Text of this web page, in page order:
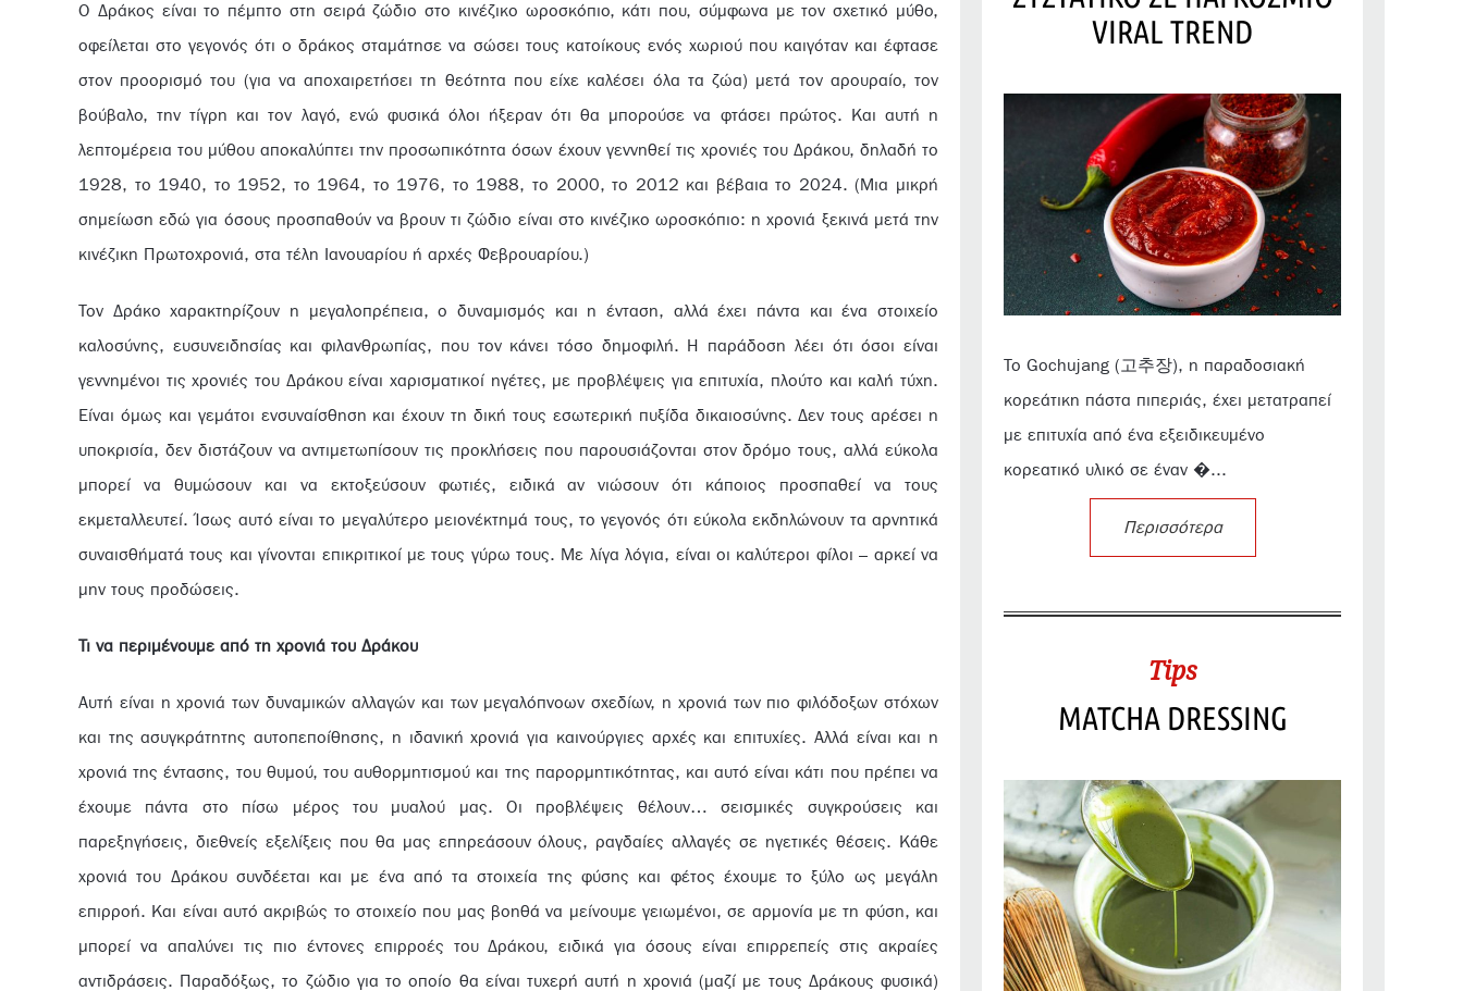
Ο Δράκος είναι το πέμπτο στη σειρά ζώδιο στο κινέζικο ωροσκόπιο, κάτι που, σύμφωνα με τον σχετικό μύθο,
οφείλεται στο γεγονός ότι ο δράκος σταμάτησε να σώσει τους κατοίκους ενός χωριού που καιγόταν και έφτασε
στον προορισμό του (για να αποχαιρετήσει τη θεότητα που είχε καλέσει όλα τα ζώα) μετά τον αρουραίο, τον
βούβαλο, την τίγρη και τον λαγό, ενώ φυσικά όλοι ήξεραν ότι θα μπορούσε να φτάσει πρώτος. Και αυτή η
λεπτομέρεια του μύθου αποκαλύπτει την προσωπικότητα όσων έχουν γεννηθεί τις χρονιές του Δράκου, δηλαδή το
1928, το 1940, το 1952, το 1964, το 1976, το 1988, το 2000, το 2012 και βέβαια το 2024. (Μια μικρή
σημείωση εδώ για όσους προσπαθούν να βρουν τι ζώδιο είναι στο κινέζικο ωροσκόπιο: η χρονιά ξεκινά μετά την
κινέζικη Πρωτοχρονιά, στα τέλη Ιανουαρίου ή αρχές Φεβρουαρίου.)
Τον Δράκο χαρακτηρίζουν η μεγαλοπρέπεια, ο δυναμισμός και η ένταση, αλλά έχει πάντα και ένα στοιχείο
καλοσύνης, ευσυνειδησίας και φιλανθρωπίας, που τον κάνει τόσο δημοφιλή. Η παράδοση λέει ότι όσοι είναι
γεννημένοι τις χρονιές του Δράκου είναι χαρισματικοί ηγέτες, με προβλέψεις για επιτυχία, πλούτο και καλή τύχη.
Είναι όμως και γεμάτοι ενσυναίσθηση και έχουν τη δική τους εσωτερική πυξίδα δικαιοσύνης. Δεν τους αρέσει η
υποκρισία, δεν διστάζουν να αντιμετωπίσουν τις προκλήσεις που παρουσιάζονται στον δρόμο τους, αλλά εύκολα
μπορεί να θυμώσουν και να εκτοξεύσουν φωτιές, ειδικά αν νιώσουν ότι κάποιος προσπαθεί να τους
εκμεταλλευτεί. Ίσως αυτό είναι το μεγαλύτερο μειονέκτημά τους, το γεγονός ότι εύκολα εκδηλώνουν τα αρνητικά
συναισθήματά τους και γίνονται επικριτικοί με τους γύρω τους. Με λίγα λόγια, είναι οι καλύτεροι φίλοι – αρκεί να
μην τους προδώσεις.
Τι να περιμένουμε από τη χρονιά του Δράκου
Αυτή είναι η χρονιά των δυναμικών αλλαγών και των μεγαλόπνοων σχεδίων, η χρονιά των πιο φιλόδοξων στόχων
και της ασυγκράτητης αυτοπεποίθησης, η ιδανική χρονιά για καινούργιες αρχές και επιτυχίες. Αλλά είναι και η
χρονιά της έντασης, του θυμού, του αυθορμητισμού και της παρορμητικότητας, και αυτό είναι κάτι που πρέπει να
έχουμε πάντα στο πίσω μέρος του μυαλού μας. Οι προβλέψεις θέλουν… σεισμικές συγκρούσεις και
παρεξηγήσεις, διεθνείς εξελίξεις που θα μας επηρεάσουν όλους, ραγδαίες αλλαγές σε ηγετικές θέσεις. Κάθε
χρονιά του Δράκου συνδέεται και με ένα από τα στοιχεία της φύσης και φέτος έχουμε το ξύλο ως μεγάλη
επιρροή. Και είναι αυτό ακριβώς το στοιχείο που μας βοηθά να μείνουμε γειωμένοι, σε αρμονία με τη φύση, και
μπορεί να απαλύνει τις πιο έντονες επιρροές του Δράκου, ειδικά για όσους είναι επιρρεπείς στις ακραίες
αντιδράσεις. Παραδόξως, το ζώδιο για το οποίο θα είναι τυχερή αυτή η χρονιά (μαζί με τους Δράκους φυσικά)
VIRAL TREND
Το Gochujang (고추장), η παραδοσιακή
κορεάτικη πάστα πιπεριάς, έχει μετατραπεί
με επιτυχία από ένα εξειδικευμένο
κορεατικό υλικό σε έναν �...
Περισσότερα
Tips
MATCHA DRESSING